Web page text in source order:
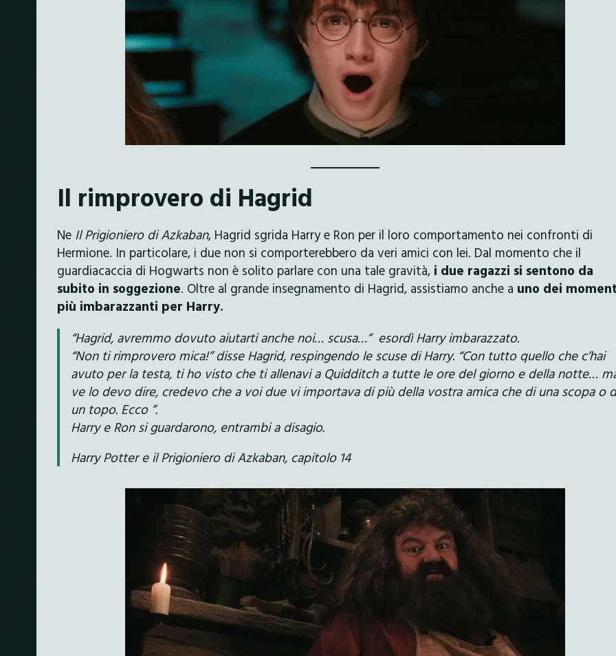
Il rimprovero di Hagrid
Ne Il Prigioniero di Azkaban, Hagrid sgrida Harry e Ron per il loro comportamento nei confronti di
Hermione. In particolare, i due non si comporterebbero da veri amici con lei. Dal momento che il
guardiacaccia di Hogwarts non è solito parlare con una tale gravità,i due ragazzi si sentono da
subito in soggezione. Oltre al grande insegnamento di Hagrid, assistiamo anche a uno dei
più imbarazzanti per Harry.
“Hagrid, avremmo dovuto aiutarti anche noi… scusa…” esordì Harry imbarazzato.
“Non ti rimprovero mica!” disse Hagrid, respingendo le scuse di Harry. “Con tutto quello che c’hai
avuto per la testa, ti ho visto che ti allenavi a Quidditch a tutte le ore del giorno e della notte…
ve lo devo dire, credevo che a voi due vi importava di più della vostra amica che di una scopa o
un topo. Ecco ”.
Harry e Ron si guardarono, entrambi a disagio.
Harry Potter e il Prigioniero di Azkaban, capitolo 14